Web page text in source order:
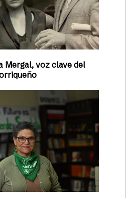
Mergal, voz clave del